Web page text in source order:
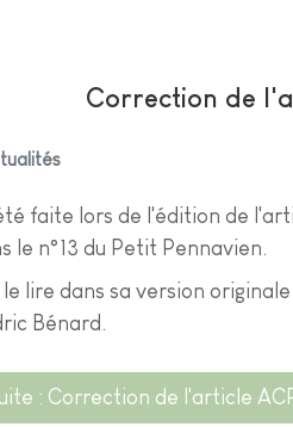
Correction de
faite lors de l'édition de
le n°13 du Petit Pennavien.
lire dans sa version
Bénard.
: Correction de l'article